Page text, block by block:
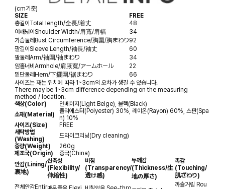
(cm기준)
SIZE
FREE
총길이 Total length/全長/着丈
48
어깨넓이 Shoulder Width/肩寬/肩幅
34
가슴둘레 Bust Circumference/胸圍/胸まわり92
팔길이 Sleeve Length/袖長/袖丈
60
팔둘레 Arm/袖圍/袖まわり
34
암홀너비 Armhole/肩腋寬/アームホール
22
밑단둘레 Hem/下擺圍/裾まわり
66
사이즈는 재는 위치에 따라 1~3cm의 오차가 생길 수 있습니다.
There may be 1~3cm difference depending on the measuring
method / location.
색상(Color)
연베이지(Light Beige), 블랙(Black)
소재(Material)
폴리에스터(Polyester) 30%, 레이온(Rayon) 60%, 스판(Spa
n) 10%
사이즈(Size)
FREE
세탁방법
(Washing)
드라이크리닝(Dry cleaning)
중량(Weight)
260g
제조국(Origin)
중국(China)
안감(Lining/
裏地)
신축성
(Flexibility/
伸縮性)
비침
(Transparency/
透け感)
두께감
(Thickness/生
地の厚さ)
촉감
(Touching/
肌ざわり)
전체안감Entir 까슬거림 Rou